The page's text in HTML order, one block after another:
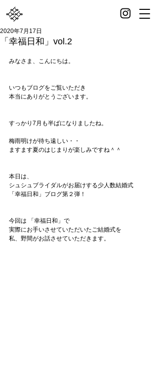
「幸福日和」vol.2
2020年7月17日
みなさま、こんにちは。
いつもブログをご覧いただき
本当にありがとうございます。
すっかり7月も半ばになりましたね。
梅雨明けが待ち遠しい・・
ますます夏のはじまりが楽しみですね＾＾
本日は、
シュシュブライダルがお届けする少人数結婚式
「幸福日和」ブログ第２弾！
今回は 「幸福日和」で
実際にお手いさせていただいたご結婚式を
私、野間がお話させていただきます。